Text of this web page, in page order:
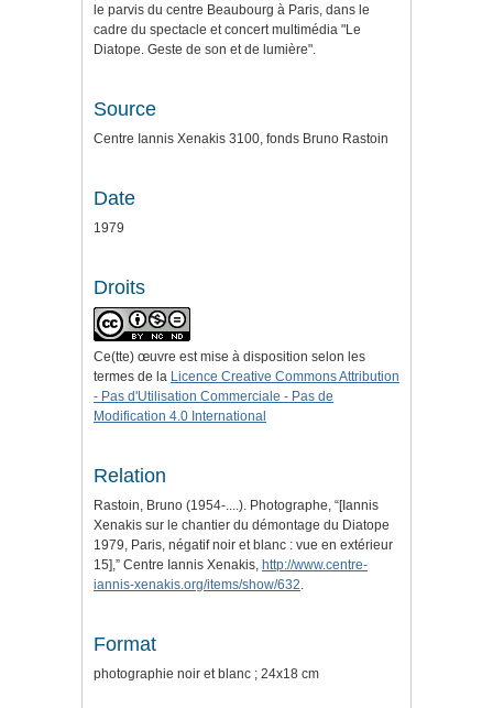
le parvis du centre Beaubourg à Paris, dans le
cadre du spectacle et concert multimédia "Le
Diatope. Geste de son et de lumière".
Source
Centre Iannis Xenakis 3100, fonds Bruno Rastoin
Date
1979
Droits
Ce(tte) œuvre est mise à disposition selon les
termes de la Licence Creative Commons Attribution
- Pas d'Utilisation Commerciale - Pas de
Modification 4.0 International
Relation
Rastoin, Bruno (1954-....). Photographe, “[Iannis
Xenakis sur le chantier du démontage du Diatope
1979, Paris, négatif noir et blanc : vue en extérieur
15],” Centre Iannis Xenakis, http://www.centre-
iannis-xenakis.org/items/show/632.
Format
photographie noir et blanc ; 24x18 cm